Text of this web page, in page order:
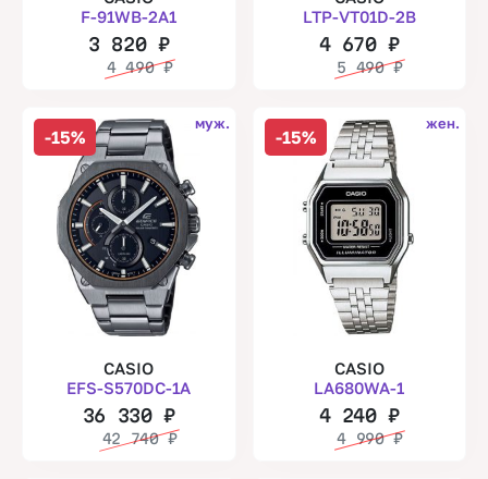
F-91WB-2A1
3 820 ₽
4 490₽
LTP-VT01D-2B
4 670₽
5 490₽
-15%
муж.
CASIO
EFS-S570DC-1A
36 330₽
42 740₽
-15%
жен.
CASIO
LA680WA-1
4 240₽
4 990₽